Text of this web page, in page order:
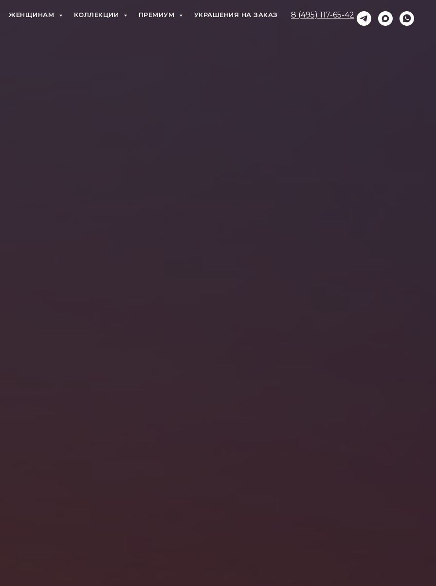
ЖЕНЩИНАМ КОЛЛЕКЦИИ ПРЕМИУМ УКРАШЕНИЯ НА ЗАКАЗ 8 (495) 117-65-42